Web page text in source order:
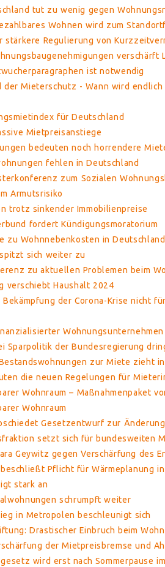
tut zu wenig gegen
Wohnen wird zum
stärkere Regulierung von
verschärft
ist notwendig
der Mieterschutz - Wann wird
für Deutschland
Mietpreisanstiege
bedeuten noch horrendere
fehlen in Deutschland
zum Sozialen
Armutsrisiko
trotz sinkender Immobilienpreise
fordert Kündigungsmoratorium
zu Wohnnebenkosten in Deutschland
sich weiter zu
zu aktuellen Problemen beim
verschiebt Haushalt 2024
der Corona-Krise nicht
Sparpolitik der Bundesregierung
zur Miete zieht
die neuen Regelungen für
Wohnraum – Maßnahmenpaket
Wohnraum
Gesetzentwurf zur
setzt sich für bundesweiten
Geywitz gegen Verschärfung des
Pflicht für Wärmeplanung in
stark an
schrumpft weiter
in Metropolen beschleunigt sich
Drastischer Einbruch beim
der Mietpreisbremse und
wird erst nach Sommerpause